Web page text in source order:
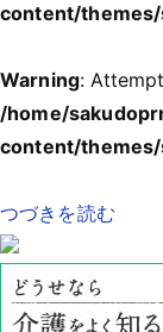
content/
Warning:
/home/
content/
つづきを読む